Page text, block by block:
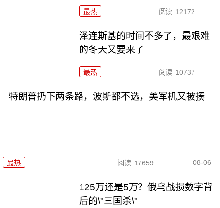
最热 阅读 12172
泽连斯基的时间不多了，最艰难
的冬天又要来了
最热 阅读 10737
特朗普扔下两条路，波斯都不选，美军机又被揍
最热 阅读 17659 08-06
125万还是5万？俄乌战损数字背
后的\"三国杀\"